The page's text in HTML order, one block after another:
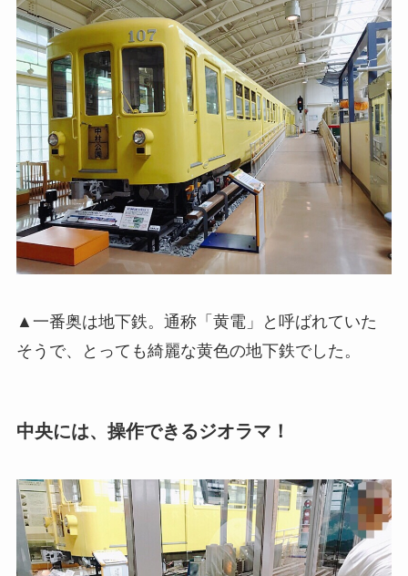
▲一番奥は地下鉄。通称「黄電」と呼ばれていた
そうで、とっても綺麗な黄色の地下鉄でした。
中央には、操作できるジオラマ！